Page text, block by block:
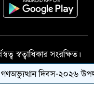
স্বত্বাধিকার সংরক্ষিত।
Success Life IT
দিবস-২০২৬